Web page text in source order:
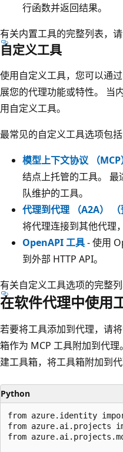
行函数并返回结果。
有关内置工具的完整列表，
自定义工具
使用自定义工具，您可以通
展您的代理功能或特性。 当
用自定义工具。
最常见的自定义工具选项包括
模型上下文协议 （MCP
结点上托管的工具。
队维护的工具。
代理到代理 （A2A） （
将代理连接到其他代理
OpenAPI 工具- 使用
到外部 HTTP API。
有关自定义工具选项的完整
在软件代理中使用
若要将工具添加到代理，请
箱作为 MCP 工具附加到代
建工具箱，将工具箱附加到代
Python
from azure.identity
from azure.ai.projects
from